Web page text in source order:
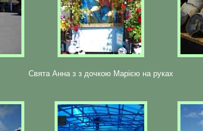
Свята Анна з з дочкою Марією на руках